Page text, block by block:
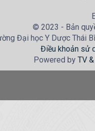
© 2023 - Bản
Đại học Y Dược Thái
Điều khoản sử
Powered by TV